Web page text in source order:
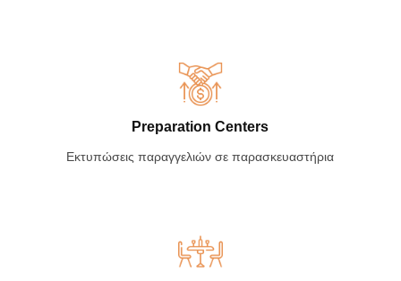
Preparation Centers
Εκτυπώσεις παραγγελιών σε παρασκευαστήρια